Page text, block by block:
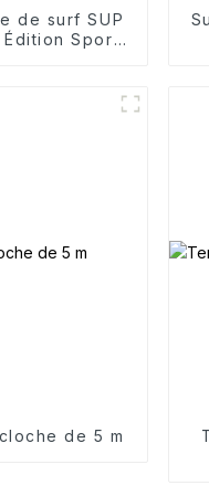
de surf SUP
Sports
de 5 m